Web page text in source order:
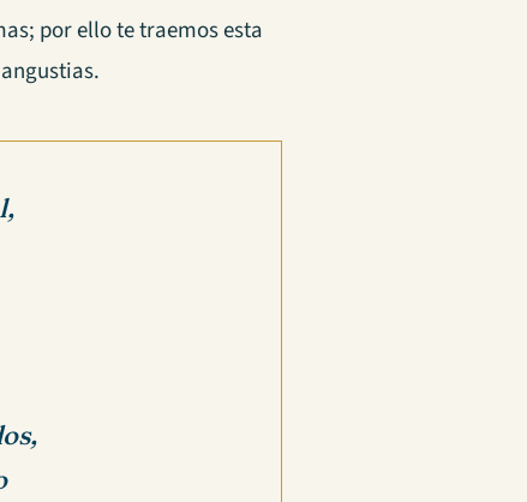
por ello te traemos esta